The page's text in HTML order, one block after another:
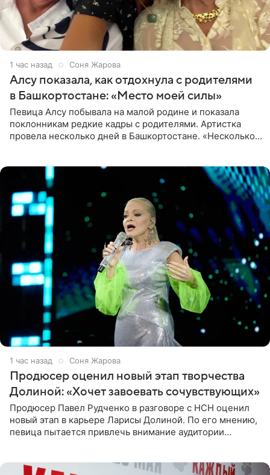
1 час назад Соня Жарова
Алсу показала, как отдохнула с родителями
в Башкортостане: «Место моей силы»
Певица Алсу побывала на малой родине и показала
поклонникам редкие кадры с родителями. Артистка
провела несколько дней в Башкортостане. «Несколько
1 час назад Соня Жарова
Продюсер оценил новый этап творчества
Долиной: «Хочет завоевать сочувствующих»
Продюсер Павел Рудченко в разговоре с НСН оценил
новый этап в карьере Ларисы Долиной. По его мнению,
певица пытается привлечь внимание аудитории